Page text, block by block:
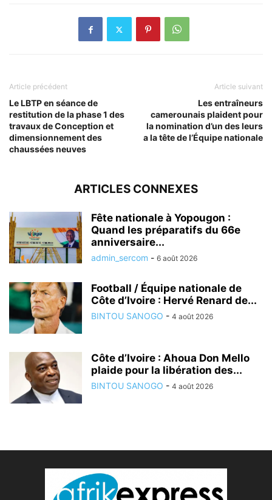
après le violent et terrible
Séisme qui a fait plus de
Article précédent
Le LBTP en séance de
restitution de la phase 1 des
travaux de Conception et
dimensionnement des
chaussées neuves
Article suivant
Les entraîneurs
camerounais plaident pour
la nomination d’un des leurs
a la tête de l’Équipe nationale
ARTICLES CONNEXES
Fête nationale à Yopougon :
Quand les préparatifs du 66e
anniversaire...
admin_sercom - 6 août 2026
Football / Équipe nationale de
Côte d’Ivoire : Hervé Renard de...
BINTOU SANOGO - 4 août 2026
Côte d’Ivoire : Ahoua Don Mello
plaide pour la libération des...
BINTOU SANOGO - 4 août 2026